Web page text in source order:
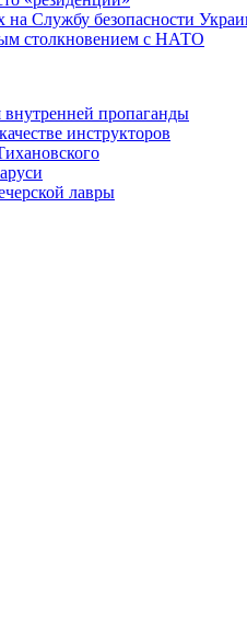
Службу безопасности
столкновением с НАТО
внутренней пропаганды
инструкторов
лавры